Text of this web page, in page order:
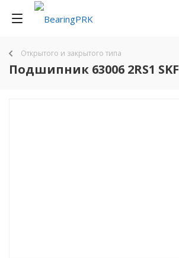
Открытого и закрытого типа
Подшипник 63006 2RS1 SKF